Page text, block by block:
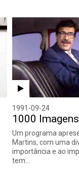
1991-09-24
1000 Imagens
Um programa
Martins, com uma
importância e ao
tem…